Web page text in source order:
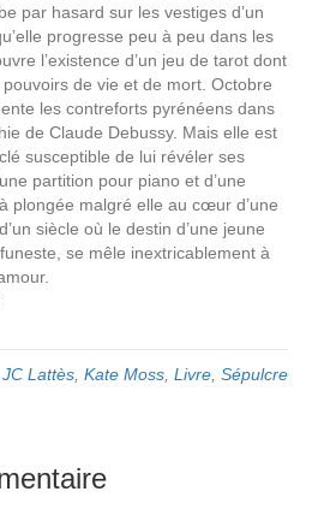
par hasard sur les vestiges d’un
progresse peu à peu dans les
l’existence d’un jeu de tarot dont
de vie et de mort. Octobre
les contreforts pyrénéens dans
de Claude Debussy. Mais elle est
susceptible de lui révéler ses
partition pour piano et d’une
plongée malgré elle au cœur d’une
siècle où le destin d’une jeune
se mêle inextricablement à
JC Lattès Kate Moss Livre Sépulcre